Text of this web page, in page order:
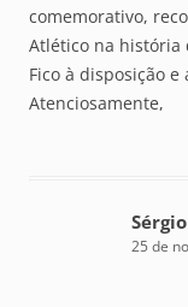
comemorativo,
Atlético na história
Fico à disposição
Atenciosamente,
25 de